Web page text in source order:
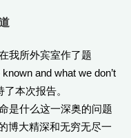
我所外宾室作了题
and what we don’t
本次报告。
是什么这一深奥的问题
博大精深和无穷无尽一